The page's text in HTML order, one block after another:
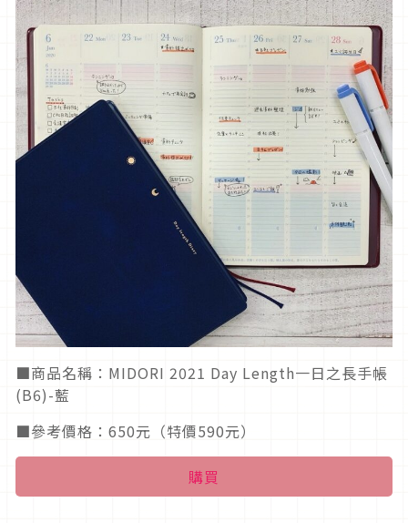
■商品名稱：MIDORI 2021 Day Length一日之長手帳
(B6)-藍
■參考價格：650元（特價590元）
購買